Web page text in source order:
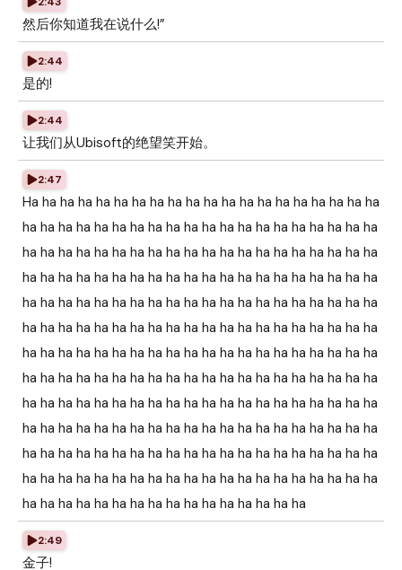
然后你知道我在说什么!”
2:44
是的!
2:44
让我们从Ubisoft的绝望笑开始。
2:47
Ha ha ha ha ha ha ha ha ha ha ha ha ha ha ha ha ha ha ha ha
ha ha ha ha ha ha ha ha ha ha ha ha ha ha ha ha ha ha ha ha
ha ha ha ha ha ha ha ha ha ha ha ha ha ha ha ha ha ha ha ha
ha ha ha ha ha ha ha ha ha ha ha ha ha ha ha ha ha ha ha ha
ha ha ha ha ha ha ha ha ha ha ha ha ha ha ha ha ha ha ha ha
ha ha ha ha ha ha ha ha ha ha ha ha ha ha ha ha ha ha ha ha
ha ha ha ha ha ha ha ha ha ha ha ha ha ha ha ha ha ha ha ha
ha ha ha ha ha ha ha ha ha ha ha ha ha ha ha ha ha ha ha ha
ha ha ha ha ha ha ha ha ha ha ha ha ha ha ha ha ha ha ha ha
ha ha ha ha ha ha ha ha ha ha ha ha ha ha ha ha ha ha ha ha
ha ha ha ha ha ha ha ha ha ha ha ha ha ha ha ha ha ha ha ha
ha ha ha ha ha ha ha ha ha ha ha ha ha ha ha ha ha ha ha ha
ha ha ha ha ha ha ha ha ha ha ha ha ha ha ha ha
2:49
金子!